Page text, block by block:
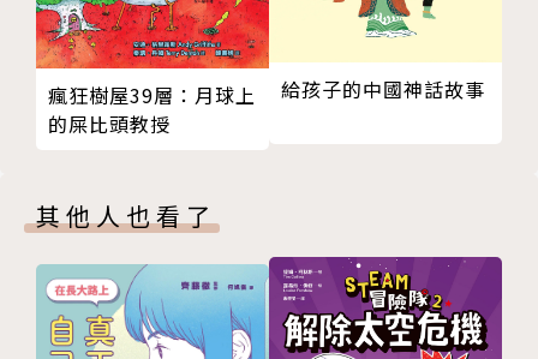
學生歡迎十大好書故事文學類第一名。
小火龍棒球隊：2009年榮獲中國時報開卷好書最佳童
書獎。
小火龍便利商店：2012年榮獲台北市立圖書館最受小
小火龍與糊塗小魔女：2012年八月神祕登場，爆笑指
數可期。
角色介紹
瘋狂樹屋39層：月球上
的屎比頭教授
給孩子的中國神話故事
其他人也看了